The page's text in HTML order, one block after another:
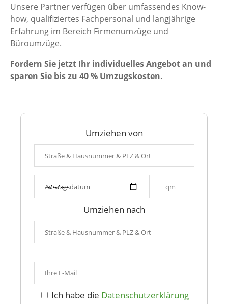
Unsere Partner verfügen über umfassendes Know-
how, qualifiziertes Fachpersonal und langjährige
Erfahrung im Bereich Firmenumzüge und
Büroumzüge.
Fordern Sie jetzt Ihr individuelles Angebot an und
sparen Sie bis zu 40 % Umzugskosten.
Umziehen von
Umziehen nach
Ich habe die Datenschutzerklärung